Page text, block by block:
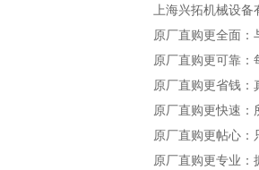
上海兴拓机械设
原厂直购更全面
原厂直购更可靠
原厂直购更省钱
原厂直购更快速
原厂直购更帖心
原厂直购更专业